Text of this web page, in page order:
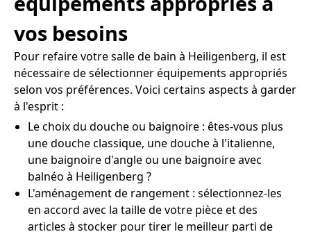
vos besoins
Pour refaire votre salle de bain à Heiligenberg, il est
nécessaire de sélectionner équipements appropriés
selon vos préférences. Voici certains aspects à garder
à l'esprit :
Le choix du douche ou baignoire : êtes-vous plus
une douche classique, une douche à l'italienne,
une baignoire d'angle ou une baignoire avec
balnéo à Heiligenberg ?
L'aménagement de rangement : sélectionnez-les
en accord avec la taille de votre pièce et des
articles à stocker pour tirer le meilleur parti de